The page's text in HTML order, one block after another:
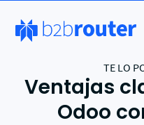
TE LO
Ventajas
Odoo